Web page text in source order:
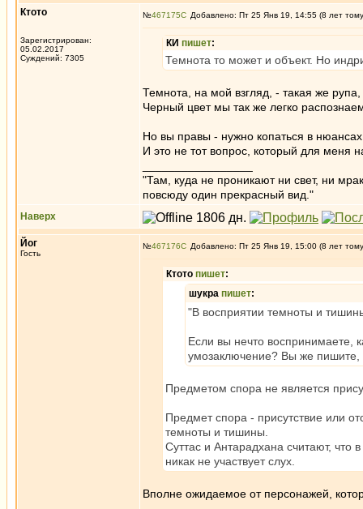
Ктото
Зарегистрирован:
05.02.2017
Суждений: 7305
№467175 Добавлено: Пт 25 Янв 19, 14:55 (8 лет
КИ пишет:
Темнота то может и объект. Но
Темнота, на мой взгляд, - такая же рупа,
Черный цвет мы так же легко
Но вы правы - нужно копаться в
И это не тот вопрос, который для меня
"Там, куда не проникают ни свет, ни
повсюду один прекрасный вид."
Наверх
Йог
Гость
№467176 Добавлено: Пт 25 Янв 19, 15:00 (8 лет
Ктото пишет:
шукра пишет:
"В восприятии темноты и
Если вы нечто воспринимаете,
умозаключение? Вы же пишите,
Предметом спора не является
Предмет спора - присутствие или
темноты и тишины.
Суттас и Антарадхана считают, что
никак не участвует слух.
Вполне ожидаемое от персонажей,